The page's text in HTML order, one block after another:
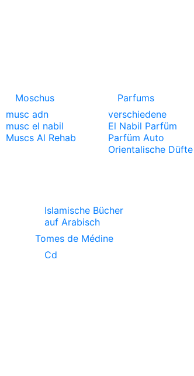
Moschus
musc adn
musc el nabil
Muscs Al Rehab
Parfums
verschiedene
El Nabil Parfüm
Parfüm Auto
Orientalische Düfte
Islamische Bücher
auf Arabisch
Tomes de Médine
Cd